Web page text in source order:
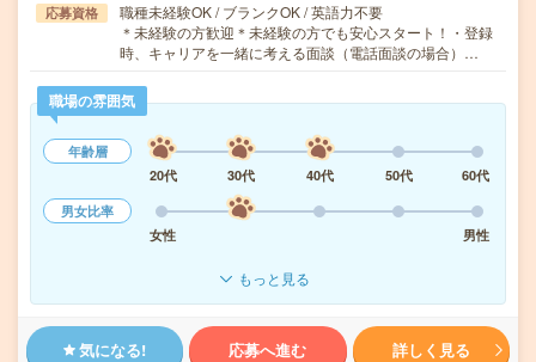
応募資格
職種未経験OK / ブランクOK / 英語力不要
＊未経験の方歓迎＊未経験の方でも安心スタート！・登録
時、キャリアを一緒に考える面談（電話面談の場合）…
職場の雰囲気
年齢層
20代
30代 40代 50代
60代
男女比率
女性
男性
もっと見る
気になる! 応募へ進む 詳しく見る